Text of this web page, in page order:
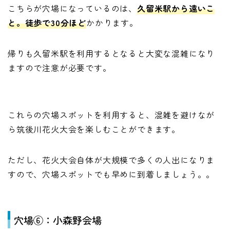
こちらが穴場になっているのは、 久留米駅から遠いこ
と。徒歩で30分ほどかかります。
帰りも久留米駅を利用するとなると大変な混雑になり
ますので注意が必要です。
これらの穴場スポットを利用すると、混雑を避けなが
ら筑後川花火大会を楽しむことができます。
ただし、花火大会自体が大規模で多くの人出になりま
すので、穴場スポットでも早めに到着しましょう。。
穴場⑥：小森野会場